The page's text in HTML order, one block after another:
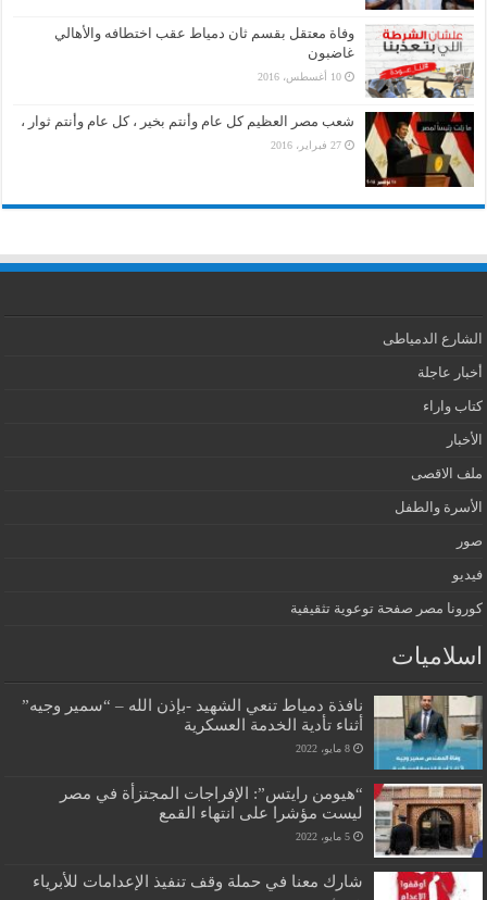
وفاة معتقل بقسم ثان دمياط عقب اختطافه والأهالي
غاضبون
10 أغسطس، 2016
شعب مصر العظيم كل عام وأنتم بخير ، كل عام وأنتم ثوار ،
27 فبراير، 2016
الشارع الدمياطى
أخبار عاجلة
كتاب واراء
الأخبار
ملف الاقصى
الأسرة والطفل
صور
فيديو
كورونا مصر صفحة توعوية تثقيفية
اسلاميات
نافذة دمياط تنعي الشهيد -بإذن الله – “سمير وجيه”
أثناء تأدية الخدمة العسكرية
8 مايو، 2022
“هيومن رايتس”: الإفراجات المجتزأة في مصر
ليست مؤشرا على انتهاء القمع
5 مايو، 2022
شارك معنا في حملة وقف تنفيذ الإعدامات للأبرياء